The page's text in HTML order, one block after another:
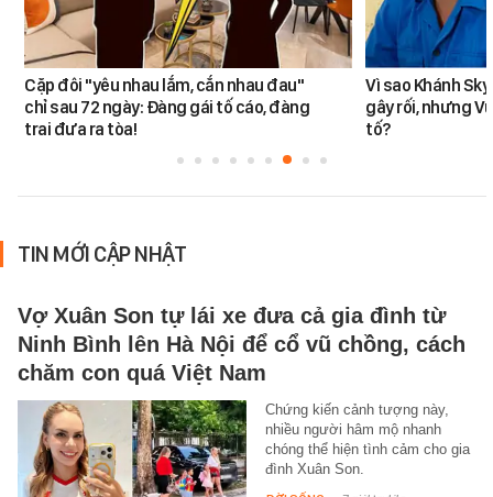
Cặp đôi "yêu nhau lắm, cắn nhau đau"
chỉ sau 72 ngày: Đàng gái tố cáo, đàng
trai đưa ra tòa!
Vì sao Khánh
gây rối, nhưng
tố?
TIN MỚI CẬP NHẬT
Vợ Xuân Son tự lái xe đưa cả gia đình từ
Ninh Bình lên Hà Nội để cổ vũ chồng, cách
chăm con quá Việt Nam
Chứng kiến cảnh tượng này,
nhiều người hâm mộ nhanh
chóng thể hiện tình cảm cho gia
đình Xuân Son.